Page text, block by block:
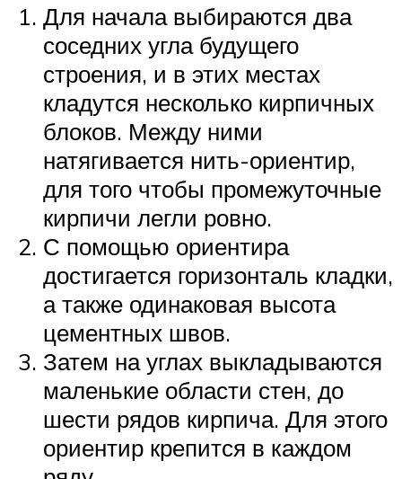
Для начала выбираются два
соседних угла будущего
строения, и в этих местах
кладутся несколько кирпичных
блоков. Между ними
натягивается нить-ориентир,
для того чтобы промежуточные
кирпичи легли ровно.
С помощью ориентира
достигается горизонталь кладки,
а также одинаковая высота
цементных швов.
Затем на углах выкладываются
маленькие области стен, до
шести рядов кирпича. Для этого
ориентир крепится в каждом